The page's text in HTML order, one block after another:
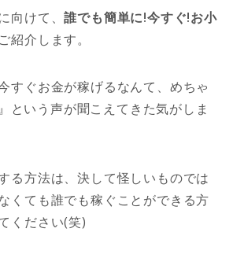
向けて、誰でも簡単に!今すぐ!お小
紹介します。
すぐお金が稼げるなんて、めちゃ
という声が聞こえてきた気がしま
る方法は、決して怪しいものでは
くても誰でも稼ぐことができる方
ください(笑)